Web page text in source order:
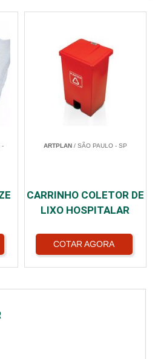
- ARTPLAN/ SÃO PAULO - SP
CARRINHO COLETOR DE
LIXO HOSPITALAR
COTAR AGORA